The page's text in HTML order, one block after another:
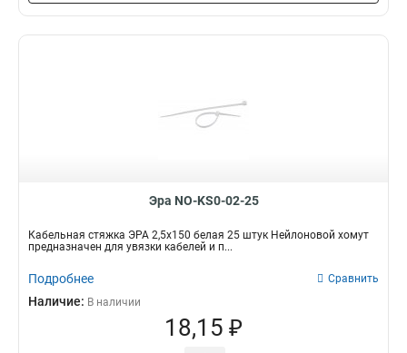
Эра NO-KS0-02-25
Кабельная стяжка ЭРА 2,5х150 белая 25 штук Нейлоновой хомут
предназначен для увязки кабелей и п...
Подробнее Сравнить
Наличие: В наличии
18,15 ₽